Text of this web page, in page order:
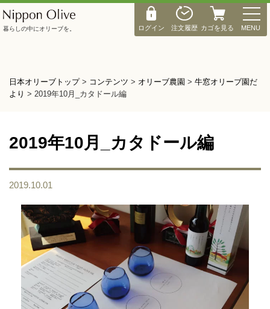
ログイン 注文履歴 カゴを見る
M
E
N
MENU
暮らしの中にオリーブを。
日本オリーブトップ> コンテンツ > オリーブ農園 > 牛窓オリーブ園だ
より > 2019年10月_カタドール編
2019年10月_カタドール編
2019.10.01